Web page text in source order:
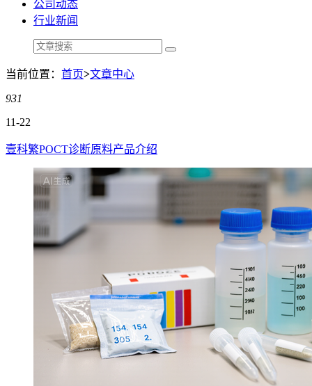
公司动态
行业新闻
当前位置： 首页>文章中心
931
11-22
壹科繁POCT诊断原料产品介绍